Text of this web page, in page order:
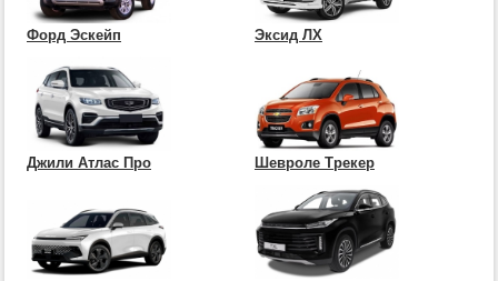
Форд Эскейп Эксид ЛХ
Джили Атлас Про Шевроле Трекер